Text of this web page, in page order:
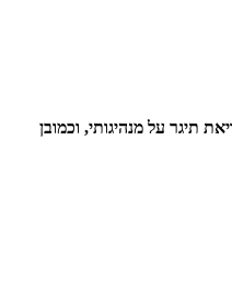
תיגר על מנהיגותי, וכמובן